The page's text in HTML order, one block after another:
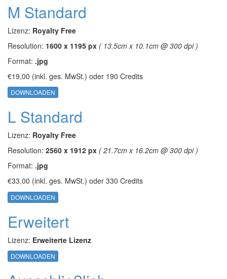
M Standard
Lizenz: Royalty Free
Resolution: 1600 x 1195 px ( 13.5cm x 10.1cm @ 300 dpi )
Format: .jpg
€19,00 (inkl. ges. MwSt.) oder 190 Credits
DOWNLOADEN
L Standard
Lizenz: Royalty Free
Resolution: 2560 x 1912 px ( 21.7cm x 16.2cm @ 300 dpi )
Format: .jpg
€33,00 (inkl. ges. MwSt.) oder 330 Credits
DOWNLOADEN
Erweitert
Lizenz: Erweiterte Lizenz
DOWNLOADEN